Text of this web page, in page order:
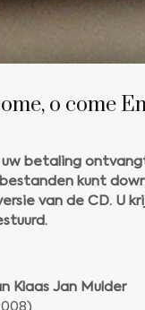
o come
betaling
kunt
van de CD. U
Klaas Jan Mulder